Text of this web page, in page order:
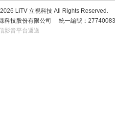
2026 LiTV 立視科技 All Rights Reserved.
科技股份有限公司
統一編號：
影音平台遞送